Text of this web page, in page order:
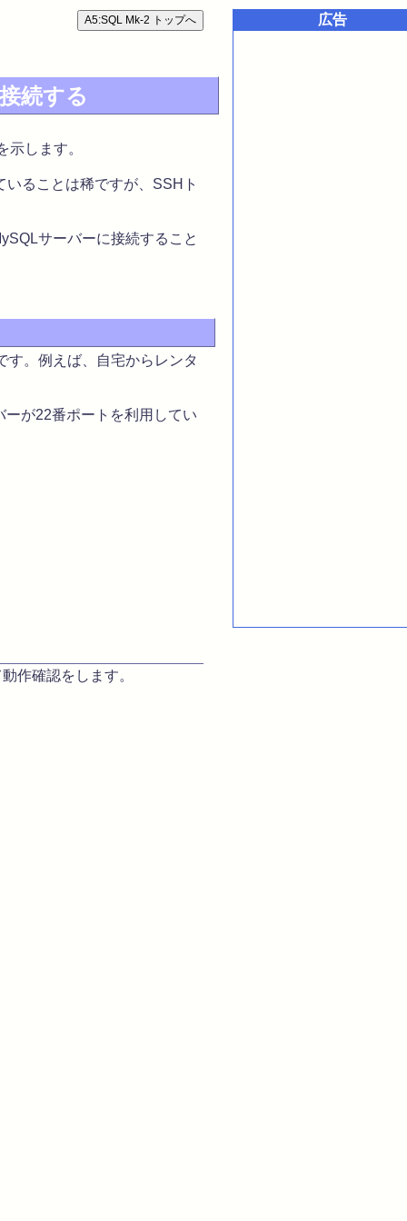
続する
します。
ることは稀ですが、SSHト
サーバーに接続すること
。例えば、自宅からレンタ
が22番ポートを利用してい
作確認をします。
広告